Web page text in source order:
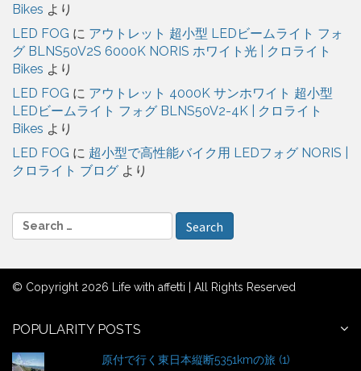
Bikes より
LED FOG に アウトレット 超小型 LEDビームライト フォ
グ BLNS50V2S 6000K NORIS ホワイト光 | クロライト
Bikes より
LED FOG に アウトレット 4000K サンホワイト 超小型
LEDビームライト フォグ BLNS50V2-4K | クロライト
Bikes より
LED FOG に 超小型で高性能バイク用 LEDフォグ NORIS |
クロライト ブログ より
S
e
r
c
f
r
© Copyright 2026 Life with affetti | All Rights Reserved
POPULARITY POSTS
原付で行く東日本縦断5351kmの旅 (1)